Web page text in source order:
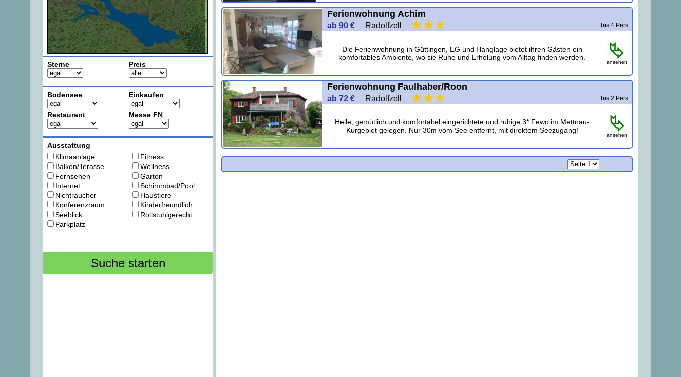
Sterne Preis
Bodensee Einkaufen
Restaurant Messe FN
Ausstattung
Klimaanlage
Balkon/Terasse
Fernsehen
Internet
Nichtraucher
Konferenzraum
Seeblick
Parkplatz
Fitness
Wellness
Garten
Schimmbad/Pool
Haustiere
Kinderfreundlich
Rollstuhlgerecht
Ferienwohnung Achim
ab 90 € Radolfzell bis 4 Pers
Die Ferienwohnung in Güttingen, EG und Hanglage bietet ihren Gästen ein
komfortables Ambiente, wo sie Ruhe und Erholung vom Alltag finden werden.
ansehen
Ferienwohnung Faulhaber/Roon
ab 72 € Radolfzell bis 2 Pers
Helle, gemütlich und komfortabel eingerichtete und ruhige 3* Fewo im Mettnau-
Kurgebiet gelegen. Nur 30m vom See entfernt, mit direktem Seezugang!
ansehen